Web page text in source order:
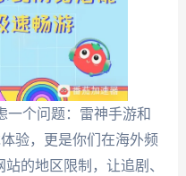
一个问题：雷神手游和
验，更是你们在海外频
的地区限制，让追剧、